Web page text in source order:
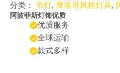
南
亚
分类： 吊灯, 摩洛哥风格灯具,
阿波菲斯灯饰优质
优质服务
全球运输
款式多样